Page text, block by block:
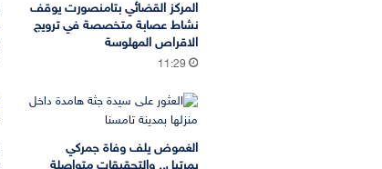
المركز القضائي بتامنصورت يوقف
نشاط عصابة متخصصة في ترويج
الاقراص المهلوسة
11:29
الغموض يلف وفاة جمركي
بمرتيل.. والتحقيقات متواصلة